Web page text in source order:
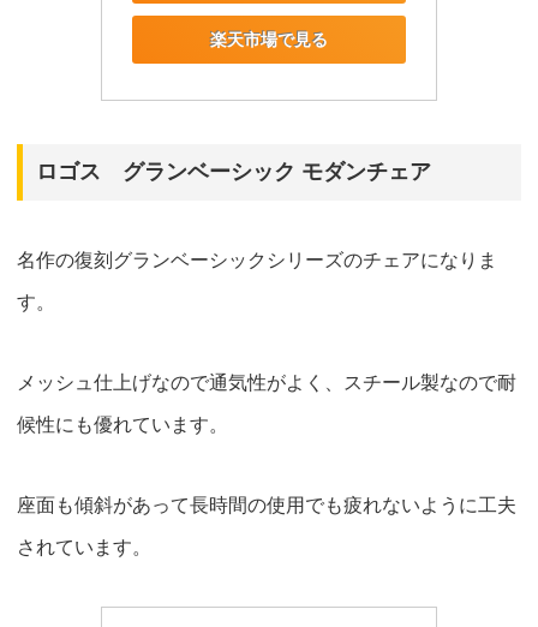
楽天市場で見る
ロゴス グランベーシック モダンチェア
名作の復刻グランベーシックシリーズのチェアになりま
す。
メッシュ仕上げなので通気性がよく、スチール製なので耐
候性にも優れています。
座面も傾斜があって長時間の使用でも疲れないように工夫
されています。